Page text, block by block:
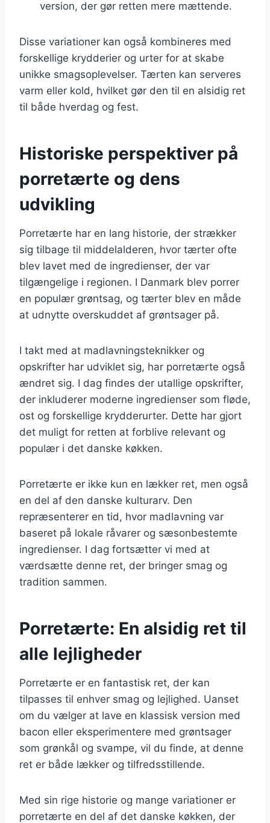
version, der gør retten mere mættende.
Disse variationer kan også kombineres med
forskellige krydderier og urter for at skabe
unikke smagsoplevelser. Tærten kan serveres
varm eller kold, hvilket gør den til en alsidig ret
til både hverdag og fest.
Historiske perspektiver på
porretærte og dens
udvikling
Porretærte har en lang historie, der strækker
sig tilbage til middelalderen, hvor tærter ofte
blev lavet med de ingredienser, der var
tilgængelige i regionen. I Danmark blev porrer
en populær grøntsag, og tærter blev en måde
at udnytte overskuddet af grøntsager på.
I takt med at madlavningsteknikker og
opskrifter har udviklet sig, har porretærte også
ændret sig. I dag findes der utallige opskrifter,
der inkluderer moderne ingredienser som fløde,
ost og forskellige krydderurter. Dette har gjort
det muligt for retten at forblive relevant og
populær i det danske køkken.
Porretærte er ikke kun en lækker ret, men også
en del af den danske kulturarv. Den
repræsenterer en tid, hvor madlavning var
baseret på lokale råvarer og sæsonbestemte
ingredienser. I dag fortsætter vi med at
værdsætte denne ret, der bringer smag og
tradition sammen.
Porretærte: En alsidig ret til
alle lejligheder
Porretærte er en fantastisk ret, der kan
tilpasses til enhver smag og lejlighed. Uanset
om du vælger at lave en klassisk version med
bacon eller eksperimentere med grøntsager
som grønkål og svampe, vil du finde, at denne
ret er både lækker og tilfredsstillende.
Med sin rige historie og mange variationer er
porretærte en del af det danske køkken, der